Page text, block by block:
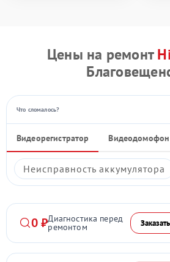
Цены на ремонт
Что сломалось?
Видеорегистратор Видеодомофон
Неисправность аккумулятора
0 ₽Диагностика перед
ремонтом Заказать